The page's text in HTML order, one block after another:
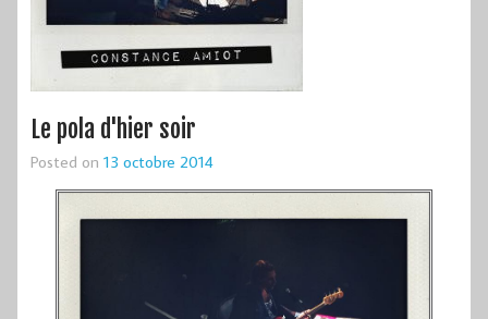
Le pola d'hier soir
Posted on 13 octobre 2014